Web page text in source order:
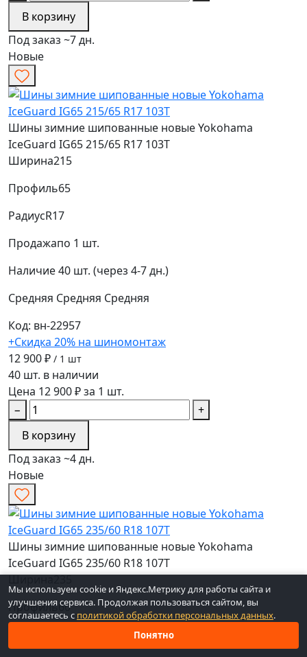
В корзину
Под заказ ~7 дн.
Новые
Шины зимние шипованные новые Yokohama
IceGuard IG65 215/65 R17 103T
Ширина215
Профиль65
РадиусR17
Продажапо 1 шт.
Наличие40 шт. (через 4-7 дн.)
Средняя Средняя Средняя
Код: вн-22957
+Скидка 20% на шиномонтаж
12 900 ₽ / 1 шт
40 шт. в наличии
Цена 12 900 ₽ за 1 шт.
−
+
В корзину
Под заказ ~4 дн.
Новые
Шины зимние шипованные новые Yokohama
IceGuard IG65 235/60 R18 107T
Ширина235
Профиль60
Мы используем cookie и Яндекс.Метрику для работы сайта и
улучшения сервиса. Продолжая пользоваться сайтом, вы
соглашаетесь с политикой обработки персональных данных.
Понятно